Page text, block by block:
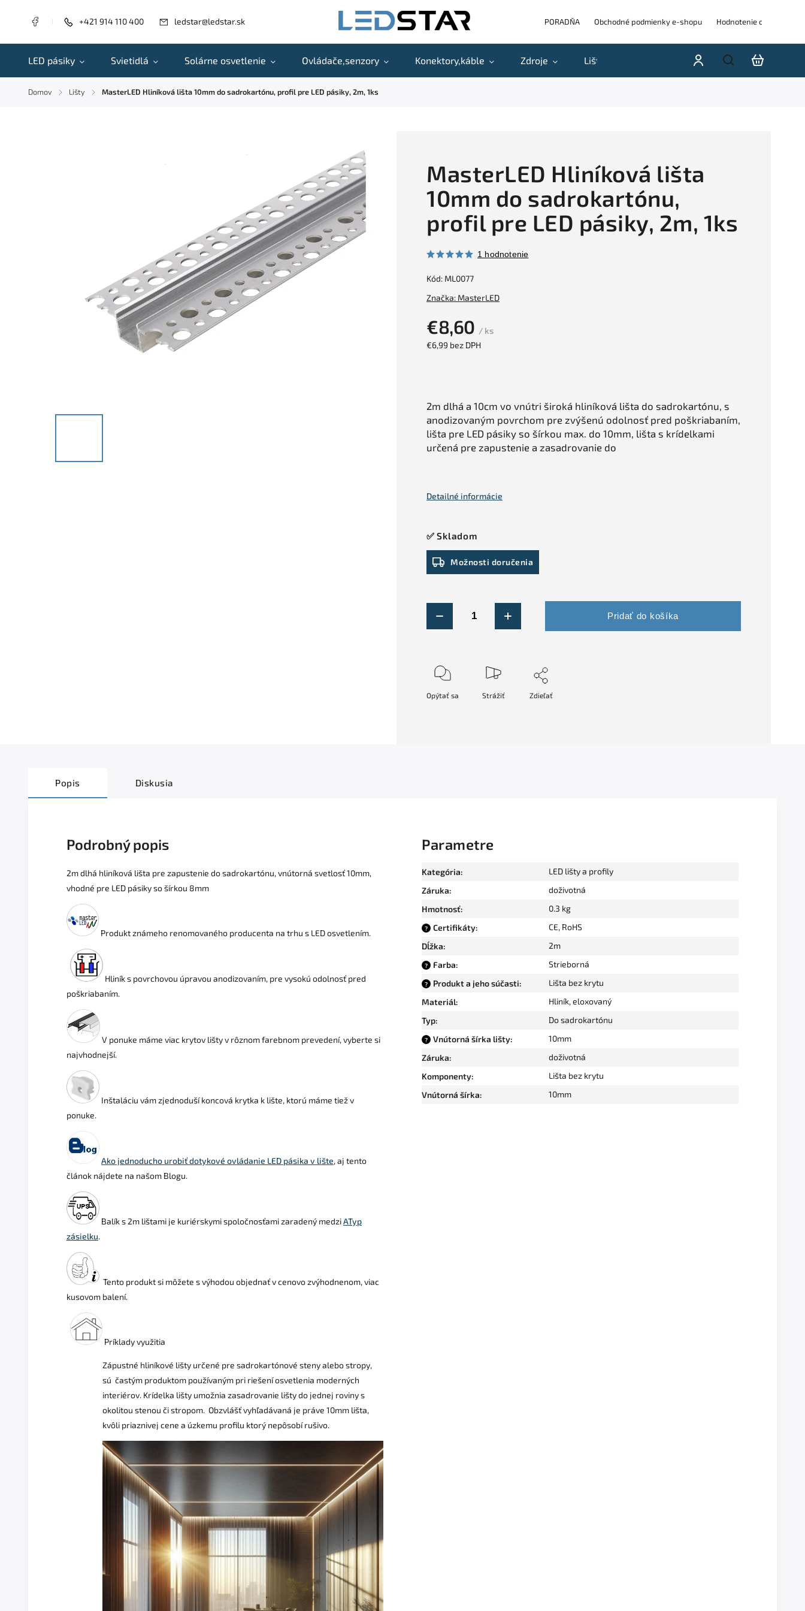
+421 914 110 400 ledstar@ledstar.sk PORADŇA Obchodné podmienky e-shopu Hodnotenie obchodu
LED pásiky Svietidlá Solárne osvetlenie Ovládače,senzory Konektory,káble Zdroje Lišty Akcie a výpredaje Blog
Domov / Lišty / MasterLED Hliníková lišta 10mm do sadrokartónu, profil pre LED pásiky, 2m, 1ks
MasterLED Hliníková lišta
10mm do sadrokartónu,
profil pre LED pásiky, 2m, 1ks
1 hodnotenie
Kód: ML0077
Značka: MasterLED
€8,60 / ks
€6,99 bez DPH
✅ Skladom
Možnosti doručenia
Pridať do košíka
2m dlhá a 10cm vo vnútri široká hliníková lišta do sadrokartónu, s
anodizovaným povrchom pre zvýšenú odolnosť pred poškriabaním,
lišta pre LED pásiky so šírkou max. do 10mm, lišta s krídelkami
určená pre zapustenie a zasadrovanie do
Detailné informácie
Opýtať sa Strážiť Zdieľať
Popis Diskusia
Podrobný popis
2m dlhá hliníková lišta pre zapustenie do sadrokartónu, vnútorná svetlosť 10mm,
vhodné pre LED pásiky so šírkou 8mm
Produkt známeho renomovaného producenta na trhu s LED osvetlením.
Hliník s povrchovou úpravou anodizovaním, pre vysokú odolnosť pred
poškriabaním.
V ponuke máme viac krytov lišty v rôznom farebnom prevedení, vyberte si
najvhodnejší.
Inštaláciu vám zjednoduší koncová krytka k lište, ktorú máme tiež v
ponuke.
Ako jednoducho urobiť dotykové ovládanie LED pásika v lište, aj tento
článok nájdete na našom Blogu.
Balík s 2m lištami je kuriérskymi spoločnosťami zaradený medziATyp
zásielku.
Tento produkt si môžete s výhodou objednať v cenovo zvýhodnenom, viac
kusovom balení.
Príklady využitia
Zápustné hliníkové lišty určené pre sadrokartónové steny alebo stropy,
sú častým produktom používaným pri riešení osvetlenia moderných
interiérov. Krídelka lišty umožnia zasadrovanie lišty do jednej roviny s
okolitou stenou či stropom. Obzvlášť vyhľadávaná je práve 10mm lišta,
kvôli priaznivej cene a úzkemu profilu ktorý nepôsobí rušivo.
Parametre
Kategória:
LED lišty a profily
Záruka:
doživotná
Hmotnosť: 0.3 kg
? Certifikáty:
CE, RoHS
Dĺžka: 2m
? Farba: Strieborná
? Produkt a jeho súčasti:
Lišta bez krytu
Materiál:
Hliník, eloxovaný
Typ: Do sadrokartónu
? Vnútorná šírka lišty:
10mm
Záruka:
doživotná
Komponenty:
Lišta bez krytu
Vnútorná šírka: 10mm